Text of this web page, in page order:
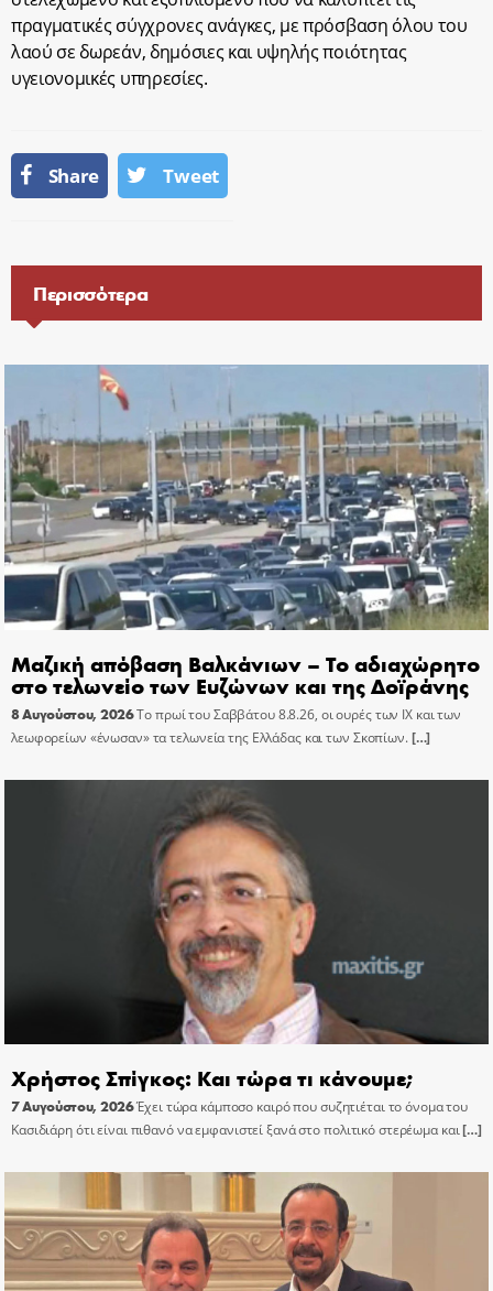
πραγματικές σύγχρονες ανάγκες, με πρόσβαση όλου του
λαού σε δωρεάν, δημόσιες και υψηλής ποιότητας
υγειονομικές υπηρεσίες.
Share Tweet
Περισσότερα
Μαζική απόβαση Βαλκάνιων – Το αδιαχώρητο
στο τελωνείο των Ευζώνων και της Δοϊράνης
8 Αυγούστου, 2026Το πρωί του Σαββάτου 8.8.26, οι ουρές των ΙΧ και των
λεωφορείων «ένωσαν» τα τελωνεία της Ελλάδας και των Σκοπίων.[…]
Χρήστος Σπίγκος: Και τώρα τι κάνουμε;
7 Αυγούστου, 2026Έχει τώρα κάμποσο καιρό που συζητιέται το όνομα του
Κασιδιάρη ότι είναι πιθανό να εμφανιστεί ξανά στο πολιτικό στερέωμα και[…]